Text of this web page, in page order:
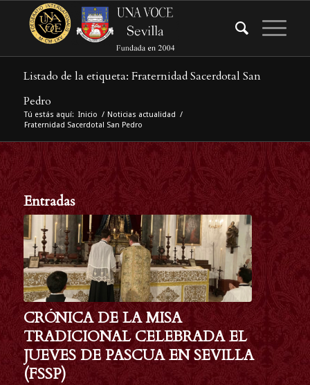
Listado de la etiqueta: Fraternidad Sacerdotal San
Pedro
Tú estás aquí: Inicio / Noticias actualidad /
Fraternidad Sacerdotal San Pedro
Entradas
CRÓNICA DE LA MISA
TRADICIONAL CELEBRADA EL
JUEVES DE PASCUA EN SEVILLA
(FSSP)